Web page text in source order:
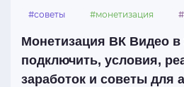
#советы #монетизация
Монетизация ВК Видео в
подключить, условия,
заработок и советы для